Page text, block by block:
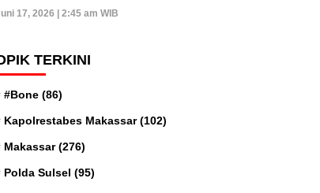
17, 2026 | 2:45 am WIB
TERKINI
#Bone (86)
Kapolrestabes Makassar(102)
Makassar(276)
Polda Sulsel (95)